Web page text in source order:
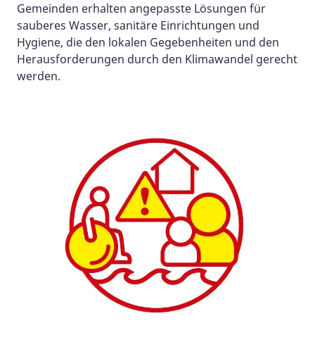
Gemeinden erhalten angepasste Lösungen für
sauberes Wasser, sanitäre Einrichtungen und
Hygiene, die den lokalen Gegebenheiten und den
Herausforderungen durch den Klimawandel gerecht
werden.